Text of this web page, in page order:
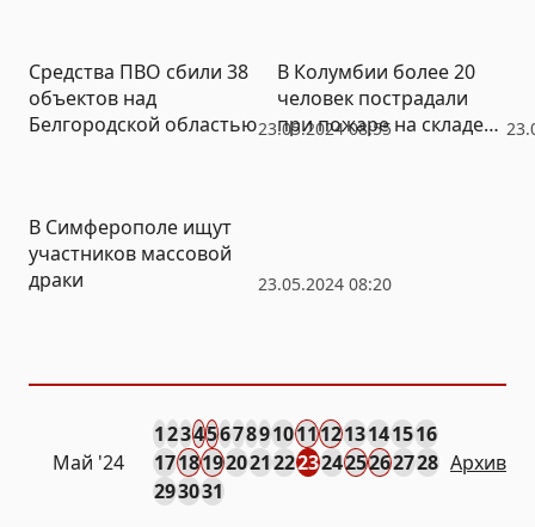
23.05.2024 08:55
Средства ПВО сбили 38
объектов над
Белгородской областью
В Колумбии более 20
человек пострадали
при пожаре на складе
23.05.2024 08:20
В Симферополе ищут
участников массовой
драки
Май '24
12345678910111213141516
171819202122232425262728
293031
Архив